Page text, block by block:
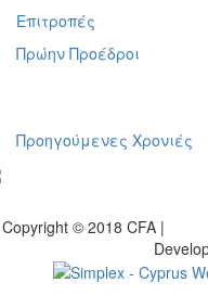
Επιτροπές
Πρώην Προέδροι
Προηγούμενες Χρονιές
Copyright © 2018 CFA |